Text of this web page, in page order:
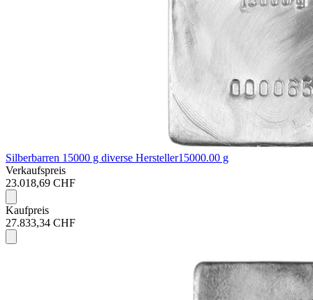
Silberbarren 15000 g diverse Hersteller15000.00 g
Verkaufspreis
23.018,69 CHF
Kaufpreis
27.833,34 CHF